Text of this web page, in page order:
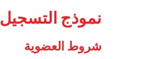
نموذج التسجيل
شروط العضوية